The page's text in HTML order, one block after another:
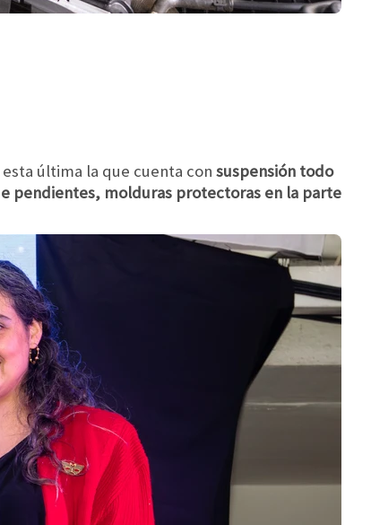
última la que cuenta con suspensión todo
pendientes, molduras protectoras en la parte